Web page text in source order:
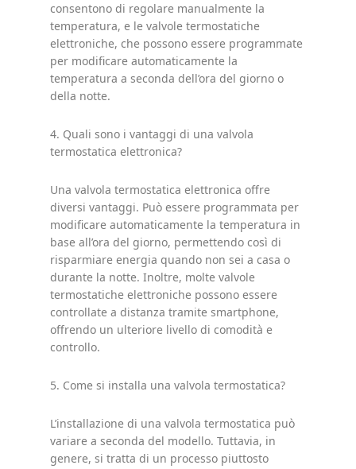
consentono di regolare manualmente la
temperatura, e le valvole termostatiche
elettroniche, che possono essere programmate
per modificare automaticamente la
temperatura a seconda dell’ora del giorno o
della notte.
4. Quali sono i vantaggi di una valvola
termostatica elettronica?
Una valvola termostatica elettronica offre
diversi vantaggi. Può essere programmata per
modificare automaticamente la temperatura in
base all’ora del giorno, permettendo così di
risparmiare energia quando non sei a casa o
durante la notte. Inoltre, molte valvole
termostatiche elettroniche possono essere
controllate a distanza tramite smartphone,
offrendo un ulteriore livello di comodità e
controllo.
5. Come si installa una valvola termostatica?
L’installazione di una valvola termostatica può
variare a seconda del modello. Tuttavia, in
genere, si tratta di un processo piuttosto